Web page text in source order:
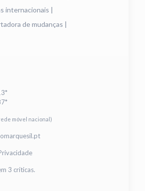
internacionais |
de mudanças |
móvel nacional)
3 críticas.